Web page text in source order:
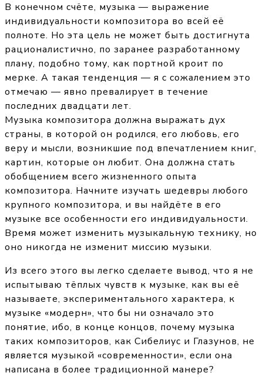
В конечном счёте, музыка — выражение
индивидуальности композитора во всей её
полноте. Но эта цель не может быть достигнута
рационалистично, по заранее разработанному
плану, подобно тому, как портной кроит по
мерке. А такая тенденция — я с сожалением это
отмечаю — явно превалирует в течение
последних двадцати лет.
Музыка композитора должна выражать дух
страны, в которой он родился, его любовь, его
веру и мысли, возникшие под впечатлением книг,
картин, которые он любит. Она должна стать
обобщением всего жизненного опыта
композитора. Начните изучать шедевры любого
крупного композитора, и вы найдёте в его
музыке все особенности его индивидуальности.
Время может изменить музыкальную технику, но
оно никогда не изменит миссию музыки.
Из всего этого вы легко сделаете вывод, что я не
испытываю тёплых чувств к музыке, как вы её
называете, экспериментального характера, к
музыке «модерн», что бы ни означало это
понятие, ибо, в конце концов, почему музыка
таких композиторов, как Сибелиус и Глазунов, не
является музыкой «современности», если она
написана в более традиционной манере?